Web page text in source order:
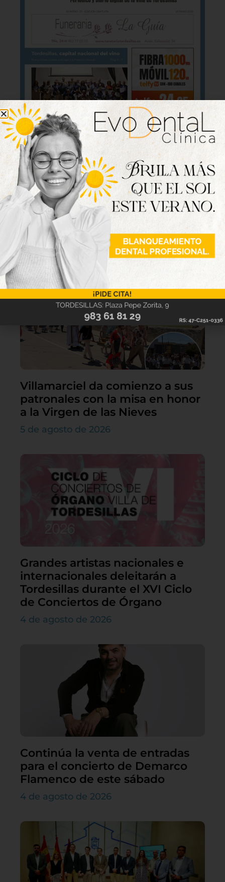
Lo último
Villamarciel da comienzo a sus
patronales con la misa en honor
a la Virgen de las Nieves
5 de agosto de 2026
Grandes artistas nacionales e
internacionales deleitarán a
Tordesillas durante el XVI Ciclo
de Conciertos de Órgano
4 de agosto de 2026
Continúa la venta de entradas
para el concierto de Demarco
Flamenco de este sábado
4 de agosto de 2026